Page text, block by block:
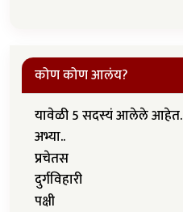
कोण कोण आलंय?
यावेळी 5 सदस्यं आलेले आहेत.
अभ्या..
प्रचेतस
दुर्गविहारी
पक्षी